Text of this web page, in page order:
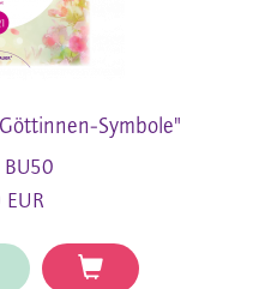
Symbole"
BU50